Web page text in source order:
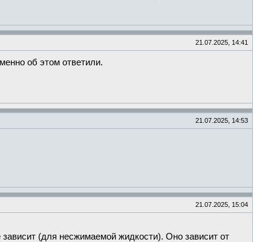
21.07.2025, 14:41
об этом ответили.
21.07.2025, 14:53
21.07.2025, 15:04
(для несжимаемой жидкости). Оно зависит от